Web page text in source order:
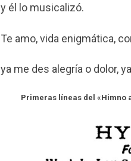
y él lo musicalizó.
Te amo, vida enigmática,
ya me des alegría o dolor,
Primeras líneas del «Himno